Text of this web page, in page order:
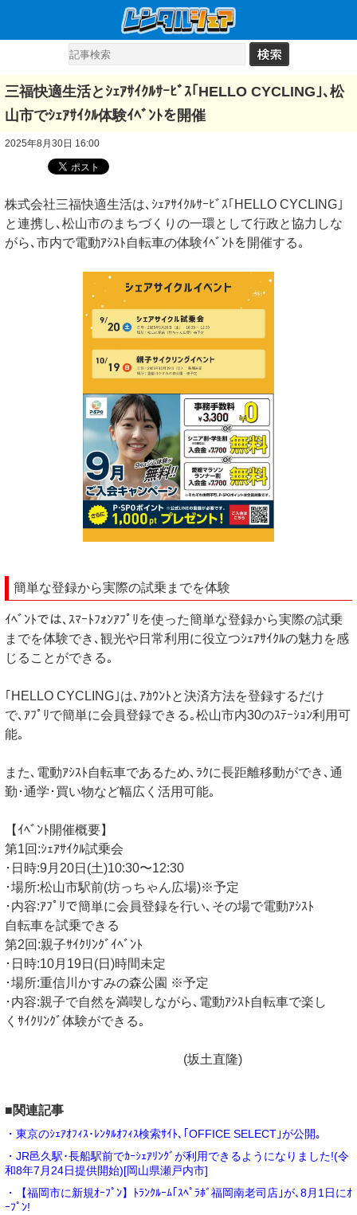
三福快適生活とｼｪｱｻｲｸﾙｻｰﾋﾞｽ｢HELLO CYCLING｣､松
山市でｼｪｱｻｲｸﾙ体験ｲﾍﾞﾝﾄを開催
2025年8月30日 16:00
株式会社三福快適生活は､ｼｪｱｻｲｸﾙｻｰﾋﾞｽ｢HELLO CYCLING｣
と連携し､松山市のまちづくりの一環として行政と協力しな
がら､市内で電動ｱｼｽﾄ自転車の体験ｲﾍﾞﾝﾄを開催する｡
簡単な登録から実際の試乗までを体験
ｲﾍﾞﾝﾄでは､ｽﾏｰﾄﾌｫﾝｱﾌﾟﾘを使った簡単な登録から実際の試乗
までを体験でき､観光や日常利用に役立つｼｪｱｻｲｸﾙの魅力を感
じることができる｡
｢HELLO CYCLING｣は､ｱｶｳﾝﾄと決済方法を登録するだけ
で､ｱﾌﾟﾘで簡単に会員登録できる｡松山市内30のｽﾃｰｼｮﾝ利用可
能｡
また､電動ｱｼｽﾄ自転車であるため､ﾗｸに長距離移動ができ､通
勤･通学･買い物など幅広く活用可能｡
【ｲﾍﾞﾝﾄ開催概要】
第1回:ｼｪｱｻｲｸﾙ試乗会
･日時:9月20日(土)10:30〜12:30
･場所:松山市駅前(坊っちゃん広場)※予定
･内容:ｱﾌﾟﾘで簡単に会員登録を行い､その場で電動ｱｼｽﾄ
自転車を試乗できる
第2回:親子ｻｲｸﾘﾝｸﾞｲﾍﾞﾝﾄ
･日時:10月19日(日)時間未定
･場所:重信川かすみの森公園 ※予定
･内容:親子で自然を満喫しながら､電動ｱｼｽﾄ自転車で楽し
くｻｲｸﾘﾝｸﾞ体験ができる｡
(坂土直隆)
■関連記事
・東京のｼｪｱｵﾌｨｽ･ﾚﾝﾀﾙｵﾌｨｽ検索ｻｲﾄ､｢OFFICE SELECT｣が公開｡
・JR邑久駅･長船駅前でｶｰｼｪｱﾘﾝｸﾞが利用できるようになりました!(令
和8年7月24日提供開始)[岡山県瀬戸内市]
・【福岡市に新規ｵｰﾌﾟﾝ】ﾄﾗﾝｸﾙｰﾑ｢ｽﾍﾟﾗﾎﾞ福岡南老司店｣が､8月1日にｵ
ｰﾌﾟﾝ!